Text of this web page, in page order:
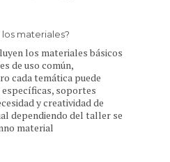
materiales?
los materiales básicos
de uso común,
cada temática puede
soportes
y creatividad de
dependiendo del taller se
material